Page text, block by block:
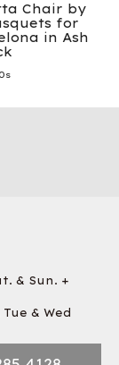
Chair by
for
in Ash
& Sun. +
& Wed